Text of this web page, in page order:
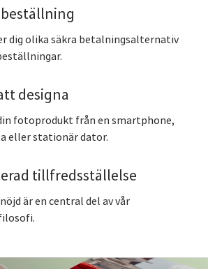
dig olika säkra betalningsalternativ
designa
fotoprodukt från en smartphone,
eller stationär dator.
tillfredsställelse
är en central del av vår